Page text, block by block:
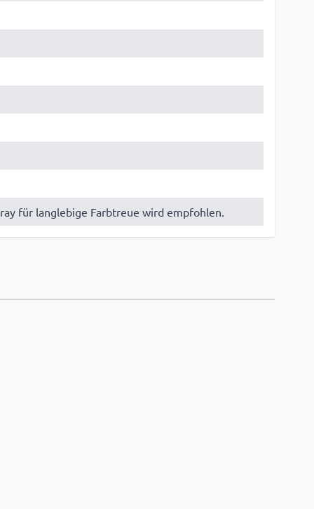
für langlebige Farbtreue wird empfohlen.